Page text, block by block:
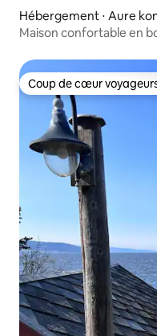
Hébergement ⋅ Aure
Maison confortable en
Coup de cœur
Coup de cœur